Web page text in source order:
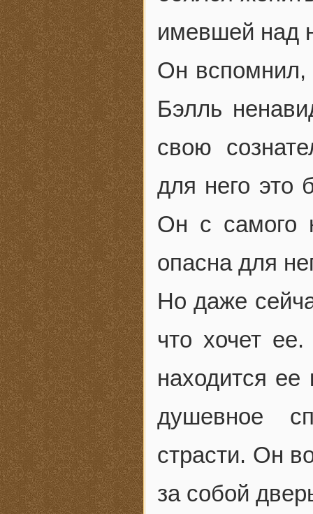
имевшей над
Он вспомнил,
Бэлль
свою
для него это
Он с самого
опасна для
Но даже
что хочет
находится
душевное
страсти. Он
за собой